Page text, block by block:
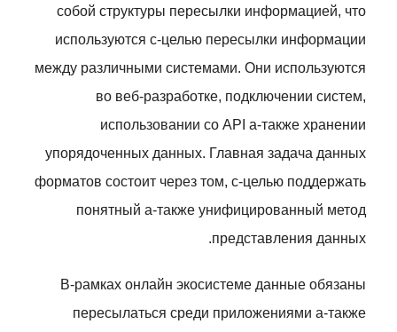
собой структуры пересылки информацией, что
используются с-целью пересылки информации
между различными системами. Они используются
во веб-разработке, подключении систем,
использовании со API а-также хранении
упорядоченных данных. Главная задача данных
форматов состоит через том, с-целью поддержать
понятный а-также унифицированный метод
представления данных.
В-рамках онлайн экосистеме данные обязаны
пересылаться среди приложениями а-также